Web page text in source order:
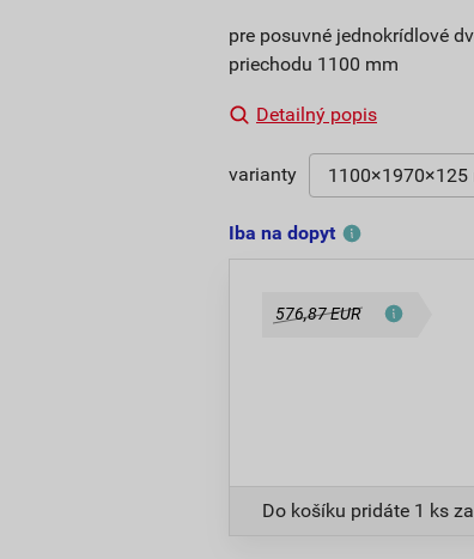
pre posuvné jednokrídlové
priechodu 1100 mm
Detailný popis
varianty
Iba na dopyt
576,87 EUR
Do košíku pridáte 1 ks za